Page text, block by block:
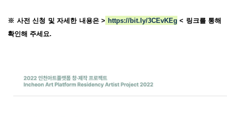
※ 사전 신청 및 자세한 내용은> https://bit.ly/3CEvKEg < 링크를 통해
확인해 주세요.